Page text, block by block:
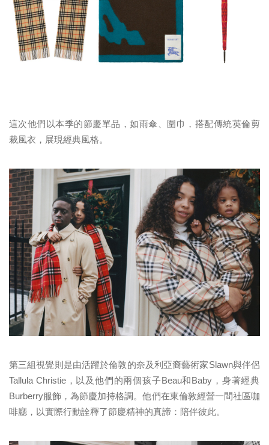
這次他們以本季的節慶單品，如雨傘、圍巾， 搭配傳統英倫剪
裁風衣，展現經典風格。
第三組視覺則是由活躍於倫敦的奈及利亞裔藝術家Slawn與伴侶
Tallula Christie，以及他們的兩個孩子Beau和Baby ， 身著經典
Burberry服飾，為節慶加持格調。他們在東倫敦經營一間社區咖
啡廳， 以實際行動詮釋了節慶精神的真諦：陪伴彼此。